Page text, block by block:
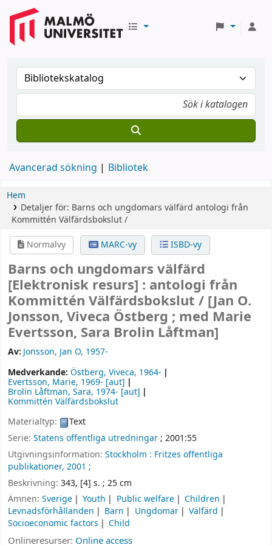
Avancerad sökning Bibliotek
Hem
Detaljer för: Barns och ungdomars välfärd antologi från
Kommittén Välfärdsbokslut /
Normalvy
MARC-vy ISBD-vy
Barns och ungdomars välfärd
[Elektronisk resurs] : antologi från
Kommittén Välfärdsbokslut / [Jan O.
Jonsson, Viveca Östberg ; med Marie
Evertsson, Sara Brolin Låftman]
Av:Jonsson, Jan O, 1957-
Medverkande: Östberg, Viveca, 1964-
Evertsson, Marie, 1969- [aut]
Brolin Låftman, Sara, 1974- [aut]
Kommittén Välfärdsbokslut
Materialtyp:
Text
Serie: Statens offentliga utredningar; 2001:55
Utgivningsinformation: Stockholm : Fritzes offentliga
publikationer, 2001 ;
Beskrivning: 343, [4] s. ; 25 cm
Ämnen: Sverige Youth Public welfare
Children
Levnadsförhållanden
Barn Ungdomar
Välfärd
Socioeconomic factors
Child
Onlineresurser: Online access